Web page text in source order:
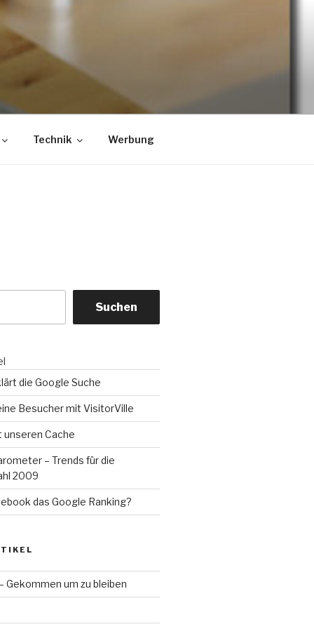
Technik Werbung
Suchen
die Google Suche
Besucher mit VisitorVille
Cache
– Trends für die
2009
das Google Ranking?
Gekommen um zu bleiben